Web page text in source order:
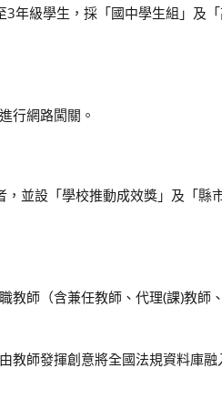
年級學生，採「國中學生組」及
行網路闖關。
並設「學校推動成效獎」及「縣
教師（含兼任教師、代理(課)教師
師發揮創意將全國法規資料庫融